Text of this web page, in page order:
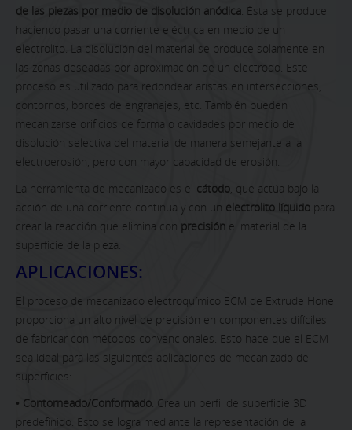
de las piezas por medio de disolución anódica. Ésta se produce
haciendo pasar una corriente eléctrica en medio de un
electrolito. La disolución del material se produce solamente en
las zonas deseadas por aproximación de un electrodo. Este
proceso es utilizado para redondear aristas en intersecciones,
contornos, bordes de engranajes, etc. También pueden
mecanizarse orificios de forma o cavidades por medio de
disolución selectiva del material de manera semejante a la
electroerosión, pero con mayor capacidad de erosión.
La herramienta de mecanizado es el cátodo, que actúa bajo la
acción de una corriente continua y con un electrolito líquido para
crear la reacción que elimina con precisión el material de la
superficie de la pieza.
APLICACIONES:
El proceso de mecanizado electroquímico ECM de Extrude Hone
proporciona un alto nivel de precisión en componentes difíciles
de fabricar con métodos convencionales. Esto hace que el ECM
sea ideal para las siguientes aplicaciones de mecanizado de
superficies:
• Contorneado/Conformado: Crea un perfil de superficie 3D
predefinido. Esto se logra mediante la representación de la